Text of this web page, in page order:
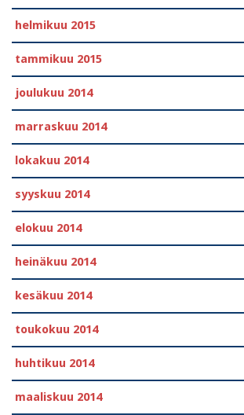
helmikuu 2015
tammikuu 2015
joulukuu 2014
marraskuu 2014
lokakuu 2014
syyskuu 2014
elokuu 2014
heinäkuu 2014
kesäkuu 2014
toukokuu 2014
huhtikuu 2014
maaliskuu 2014